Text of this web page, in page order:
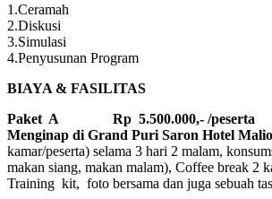
1.Ceramah
2.Diskusi
3.Simulasi
4.Penyusunan Program
BIAYA & FASILITAS
Paket A Rp 5.500.000,- /peserta
Menginap di Grand Puri Saron Hotel
kamar/peserta) selama 3 hari 2 malam,
makan siang, makan malam), Coffee break 2
Training kit, foto bersama dan juga sebuah